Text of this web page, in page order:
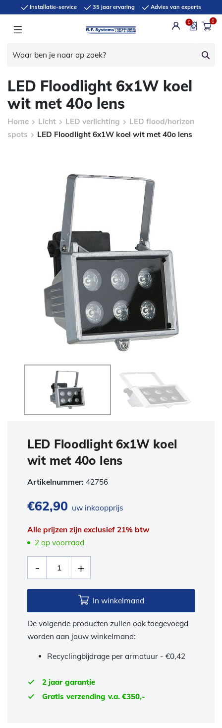
Installatie-service 35 jaar ervaring Advies van experts
0 0
LED Floodlight 6x1W koel
wit met 40o lens
Home Licht LED verlichting
LED flood/horizon
spots
LED Floodlight 6x1W koel wit met 40o lens
LED Floodlight 6x1W koel
wit met 40o lens
Artikelnummer: 42756
€62,90 uw inkoopprijs
Alle prijzen zijn exclusief 21% btw
2 op voorraad
In winkelmand
De volgende producten zullen ook toegevoegd
worden aan jouw winkelmand:
Recyclingbijdrage per armatuur - €0,42
2 jaar garantie
Gratis verzending v.a. €350,-